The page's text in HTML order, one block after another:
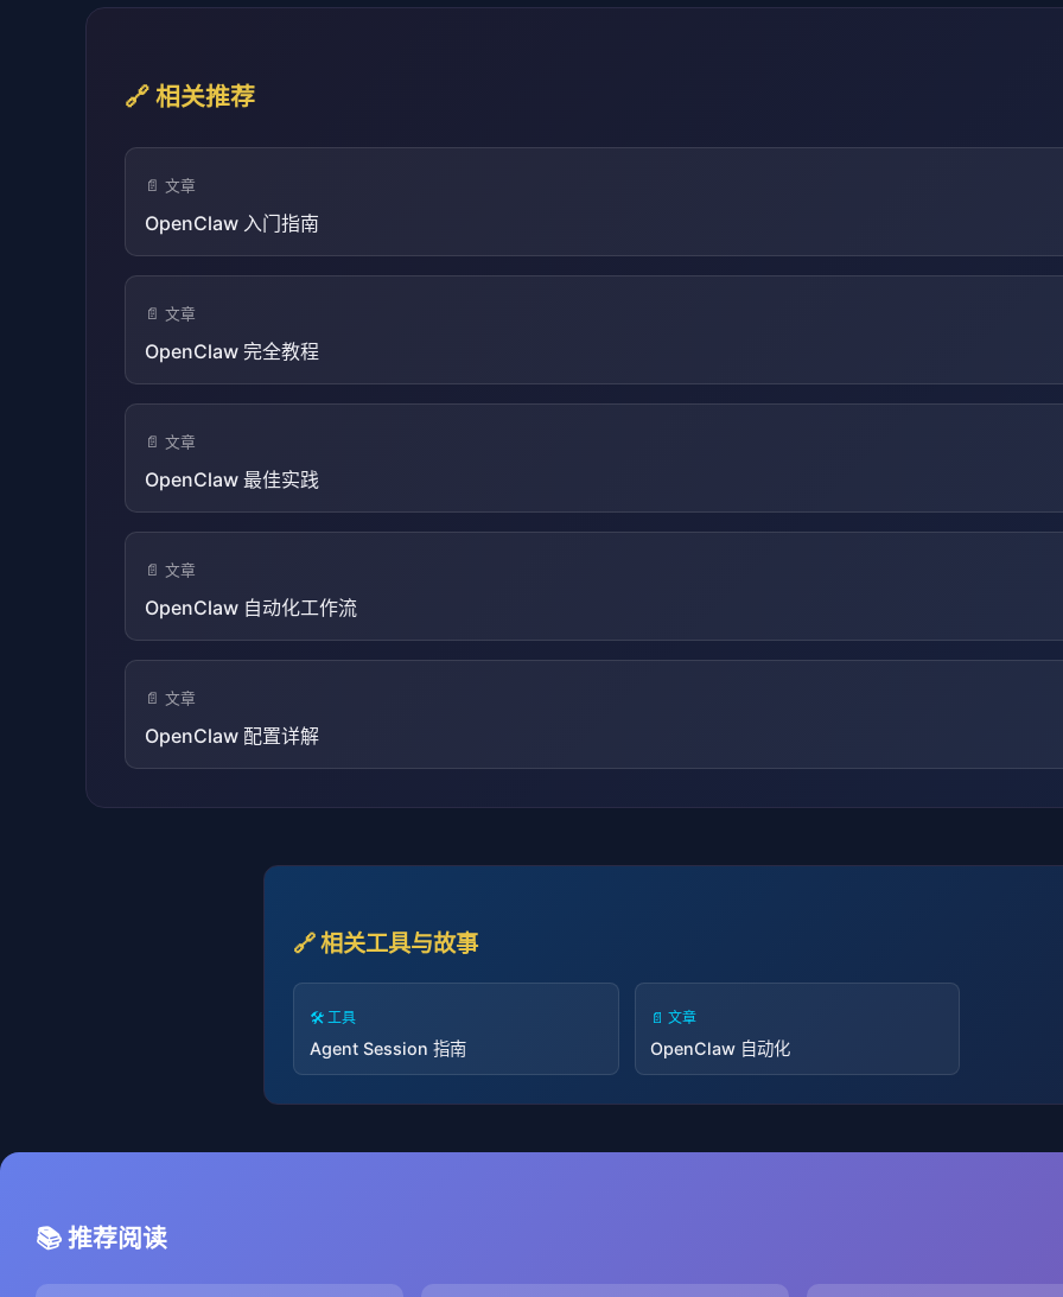
🔗 相关推荐
📄 文章
OpenClaw 入门指南
📄 文章
OpenClaw 完全教程
📄 文章
OpenClaw 最佳实践
📄 文章
OpenClaw 自动化工作流
📄 文章
OpenClaw 配置详解
🔗 相关工具与故事
🛠️ 工具
Agent Session 指南
📄 文章
OpenClaw 自动化
📚 推荐阅读